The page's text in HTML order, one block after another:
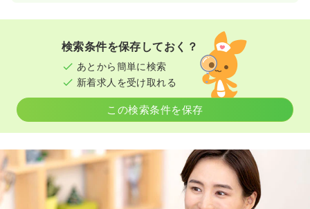
検索条件を保存しておく？
あとから簡単に検索
新着求人を受け取れる
この検索条件を保存